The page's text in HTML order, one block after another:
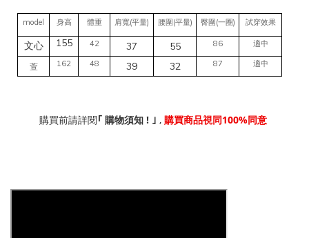
model 身高 體重 肩寬(平量) 腰圍(平量) 臀圍(一圈) 試穿效果
文心 155 42 37 55 86 適中
萱 162 48 39 32 87 適中
購買前請詳閱 ｢ 購物須知 ! ｣ , 購買商品視同 100% 同意